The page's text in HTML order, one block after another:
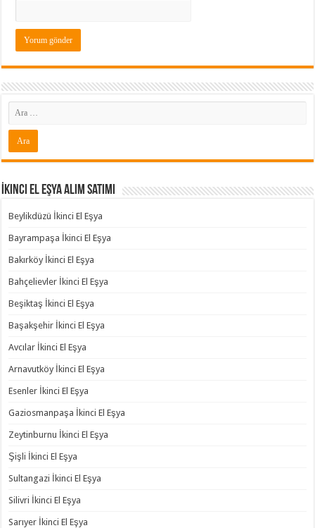
İkinci El Eşya Alım Satımı
Beylikdüzü İkinci El Eşya
Bayrampaşa İkinci El Eşya
Bakırköy İkinci El Eşya
Bahçelievler İkinci El Eşya
Beşiktaş İkinci El Eşya
Başakşehir İkinci El Eşya
Avcılar İkinci El Eşya
Arnavutköy İkinci El Eşya
Esenler İkinci El Eşya
Gaziosmanpaşa İkinci El Eşya
Zeytinburnu İkinci El Eşya
Şişli İkinci El Eşya
Sultangazi İkinci El Eşya
Silivri İkinci El Eşya
Sarıyer İkinci El Eşya